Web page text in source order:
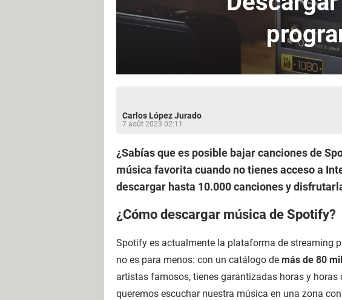
Carlos López Jurado
7 août 2023 02:11
¿Sabías que es posible bajar canciones de
música favorita cuando no tienes acceso a
descargar hasta 10.000 canciones y
¿Cómo descargar música de Spotify?
Spotify es actualmente la plataforma de streaming
no es para menos: con un catálogo de más de 80
artistas famosos, tienes garantizadas horas y horas
queremos escuchar nuestra música en una zona